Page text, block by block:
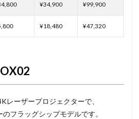
¥34,900 ¥99,900
¥18,480 ¥47,320
レーザープロジェクターで、
フラッグシップモデルです。